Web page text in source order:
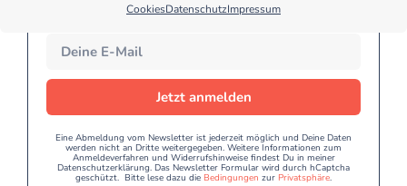
CookiesDatenschutzImpressum
Jetzt anmelden
Eine Abmeldung vom Newsletter ist jederzeit möglich und Deine Daten
werden nicht an Dritte weitergegeben. Weitere Informationen zum
Anmeldeverfahren und Widerrufshinweise findest Du in meiner
Datenschutzerklärung. Das Newsletter Formular wird durch hCaptcha
geschützt. Bitte lese dazu die Bedingungen zur Privatsphäre.